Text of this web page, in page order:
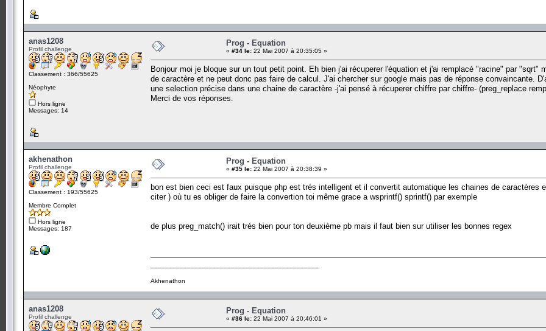
anas1208
Profil challenge
Classement : 366/55625
Néophyte
Hors ligne
Messages: 14
Prog - Equation
« #34 le: 22 Mai 2007 à 20:35:05 »
Bonjour moi je bloque sur un tout petit point. Eh bien j'ai récuperer l'équation et j'ai remplacé "racine" par
de caractère et ne peut donc pas faire de calcul. J'ai chercher sur google mais pas de réponse convaincante.
une selection précise dans une chaine de caractère -j'ai pensé à récuperer chiffre par chiffre- (preg_replace
Merci de vos réponses.
akhenathon
Profil challenge
Classement : 193/55625
Membre Complet
Hors ligne
Messages: 187
Prog - Equation
« #35 le: 22 Mai 2007 à 20:38:39 »
bon est bien ceci est faux puisque php est trés intelligent et il convertit automatique les chaines de
citer ) où tu es obliger de faire la convertion toi même grace a wsprintf() sprintf() par exemple
de plus preg_match() irait trés bien pour ton deuxième pb mais il faut bien sur utiliser les bonnes regex
Akhenathon
anas1208
Profil challenge
Prog - Equation
« #36 le: 22 Mai 2007 à 20:46:01 »